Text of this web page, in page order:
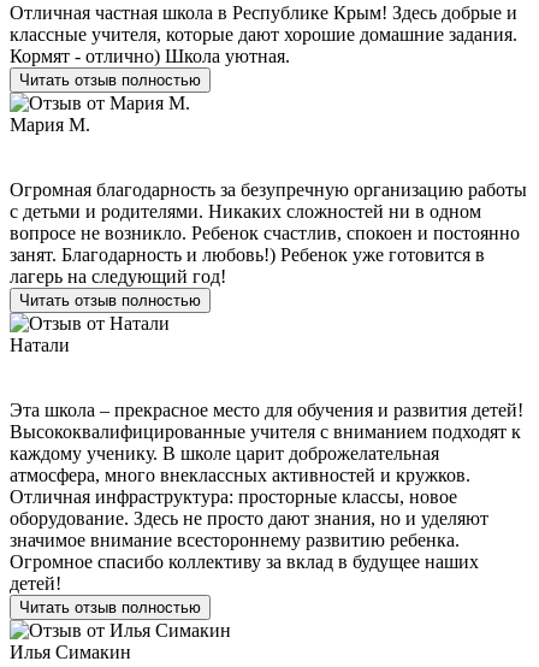
Отличная частная школа в Республике Крым! Здесь добрые и
классные учителя, которые дают хорошие домашние задания.
Кормят - отлично) Школа уютная.
Читать отзыв полностью
Мария М.
Огромная благодарность за безупречную организацию работы
с детьми и родителями. Никаких сложностей ни в одном
вопросе не возникло. Ребенок счастлив, спокоен и постоянно
занят. Благодарность и любовь!) Ребенок уже готовится в
лагерь на следующий год!
Читать отзыв полностью
Натали
Эта школа – прекрасное место для обучения и развития детей!
Высококвалифицированные учителя с вниманием подходят к
каждому ученику. В школе царит доброжелательная
атмосфера, много внеклассных активностей и кружков.
Отличная инфраструктура: просторные классы, новое
оборудование. Здесь не просто дают знания, но и уделяют
значимое внимание всестороннему развитию ребенка.
Огромное спасибо коллективу за вклад в будущее наших
детей!
Читать отзыв полностью
Илья Симакин